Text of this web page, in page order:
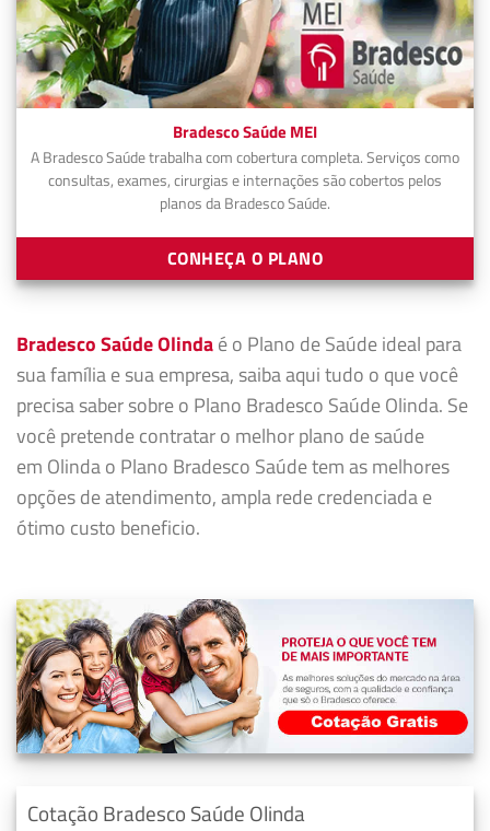
Bradesco Saúde MEI
A Bradesco Saúde trabalha com cobertura completa. Serviços como
consultas, exames, cirurgias e internações são cobertos pelos
planos da Bradesco Saúde.
CONHEÇA O PLANO
Bradesco Saúde Olindaé o Plano de Saúde ideal para
sua família e sua empresa, saiba aqui tudo o que você
precisa saber sobre o Plano Bradesco Saúde Olinda. Se
você pretende contratar o melhor plano de saúde
em Olinda o Plano Bradesco Saúde tem as melhores
opções de atendimento, ampla rede credenciada e
ótimo custo beneficio.
Cotação Bradesco Saúde Olinda